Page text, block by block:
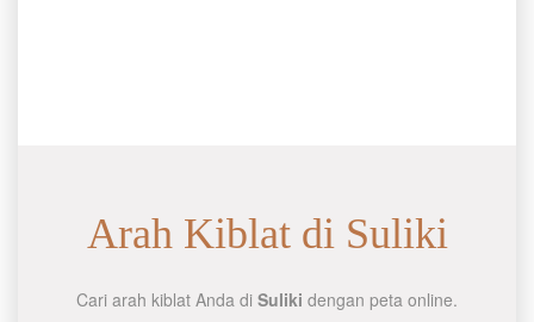
Arah Kiblat di Suliki
Cari arah kiblat Anda di Suliki dengan peta online.